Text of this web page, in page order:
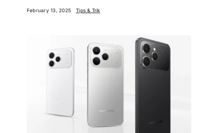
February 13, 2025 Tips & Trik